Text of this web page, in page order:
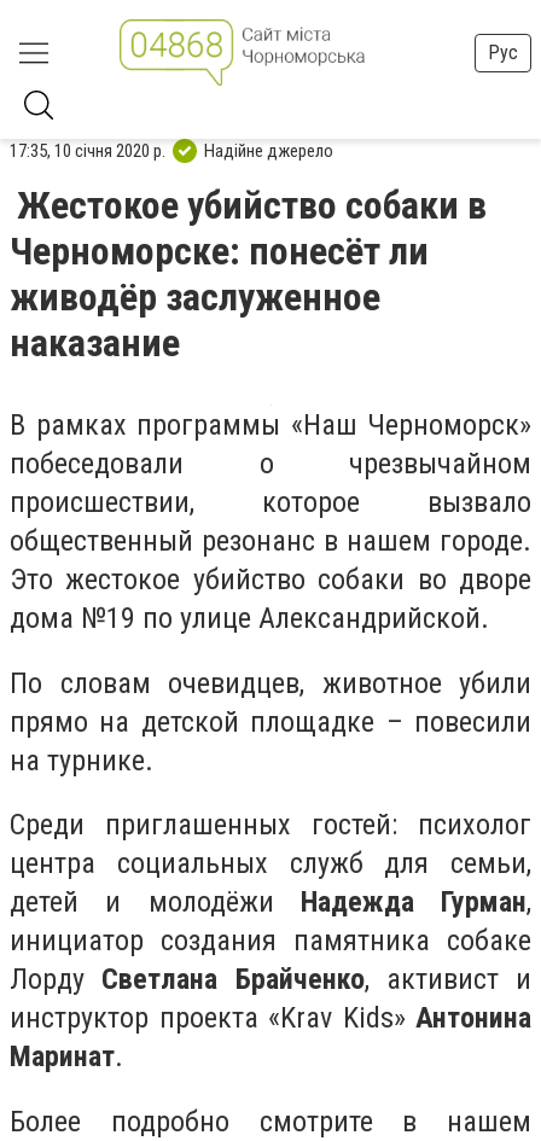
Рус
17:35, 10 січня 2020 р. Надійне джерело
Жестокое убийство собаки в
Черноморске: понесёт ли
живодёр заслуженное
наказание
В рамках программы «Наш Черноморск»
побеседовали о чрезвычайном
происшествии, которое вызвало
общественный резонанс в нашем городе.
Это жестокое убийство собаки во дворе
дома №19 по улице Александрийской.
По словам очевидцев, животное убили
прямо на детской площадке – повесили
на турнике.
Среди приглашенных гостей: психолог
центра социальных служб для семьи,
детей и молодёжи Надежда Гурман,
инициатор создания памятника собаке
Лорду Светлана Брайченко, активист и
инструктор проекта «Krav Kids» Антонина
Маринат.
Более подробно смотрите в нашем